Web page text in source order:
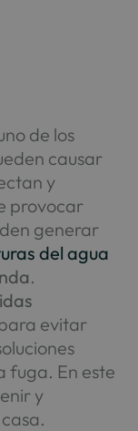
de los
causar
y
provocar
generar
del agua
.
evitar
fuga. En este
y